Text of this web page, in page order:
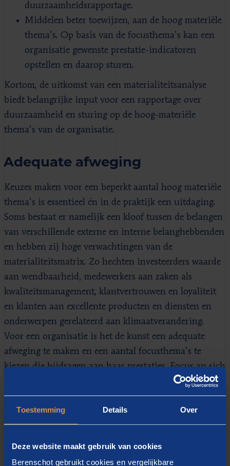
Toestemming Details Over
Deze website maakt gebruik van cookies
Berenschot gebruikt cookies en vergelijkbare
duurzaamheidsrapportage.
Middelen beter toewijzen, aan de hoog materiële
thema’s. Op basis van de focusthema’s kan een
organisatie gewenste prestatie-indicatoren
opstellen en daarop sturen.
Kortom, de uitkomst van een materialiteitsanalyse
biedt belangrijke input voor een rapportage over
duurzaamheid en sturing op de hoog-materiële
thema’s van de organisatie.
Adequate afweging
Keuzes maken voor een beperkt aantal hoog materiële
thema’s is essentieel én in de praktijk een uitdaging.
Soms bestaat er namelijk een kloof tussen de belangen
van verschillende externe en interne belanghebbenden
en hebben zij hoge verwachtingen van de
materialiteitsmatrix. Zo hechten investeerders waarde
aan wendbaarheid, medewerkers aan zaken als
kwaliteitsmanagement, klantvertrouwen en loyaliteit
en klanten aan excellente producten en diensten en
onderwerpen gerelateerd aan klimaatverandering.
Voor een organisatie is het de kunst een adequate
afweging te maken en een aantal focusthema’s te
kiezen die bijdragen aan haar prestaties. Focus an sich
helpt overigens al bij het verbeteren van prestaties.